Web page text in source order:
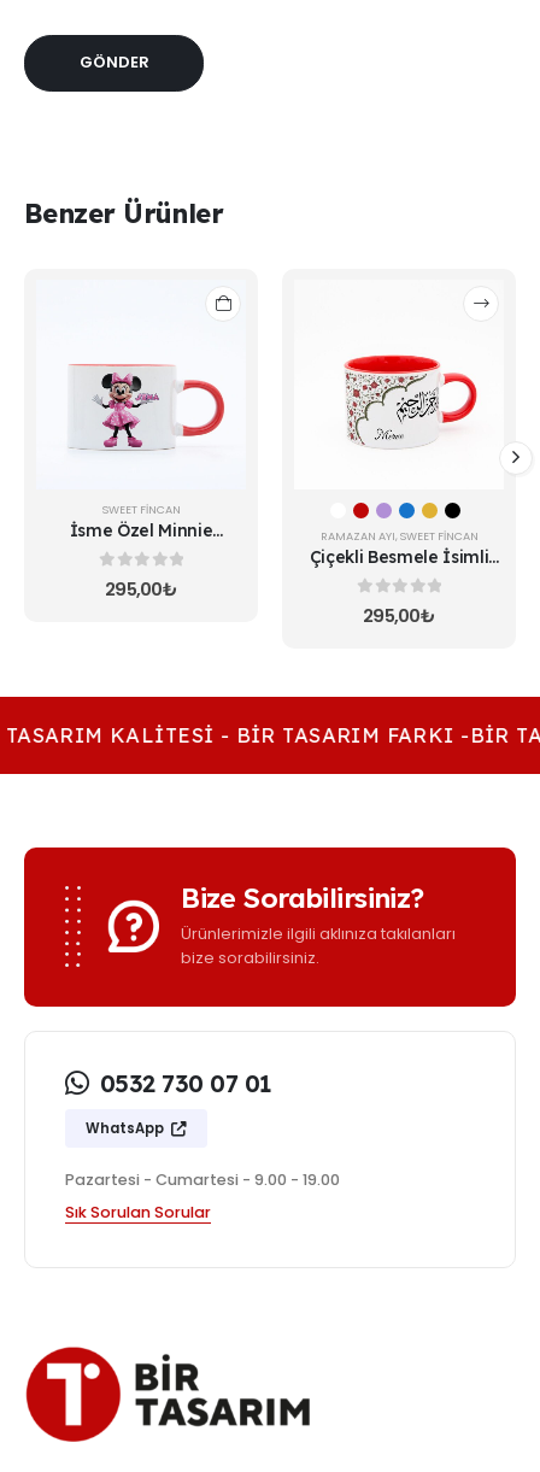
Benzer Ürünler
SWEET FINCAN
İsme Özel Minnie
Mouse Fincan
05 üzerinden
295,00₺
varyasyonu
Seçenekler
seçilebilir
RAMAZAN AYI, SWEET FINCAN
Çiçekli Besmele İsimli
Sweet Fincan
05 üzerinden
295,00₺
KALITESI - BIR TASARIM FARKI -BIR
Bize Sorabilirsiniz?
Ürünlerimizle ilgili aklınıza takılanları
bize sorabilirsiniz.
0532 730 07 01
WhatsApp
Pazartesi - Cumartesi - 9.00 - 19.00
Sık Sorulan Sorular